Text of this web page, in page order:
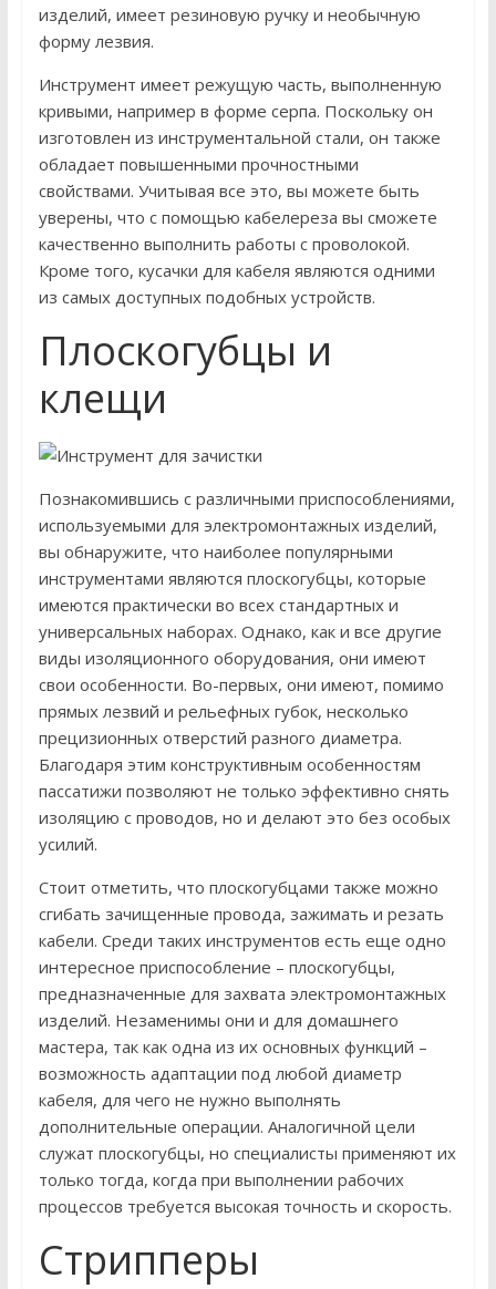
изделий, имеет резиновую ручку и необычную
форму лезвия.
Инструмент имеет режущую часть, выполненную
кривыми, например в форме серпа. Поскольку он
изготовлен из инструментальной стали, он также
обладает повышенными прочностными
свойствами. Учитывая все это, вы можете быть
уверены, что с помощью кабелереза ​​вы сможете
качественно выполнить работы с проволокой.
Кроме того, кусачки для кабеля являются одними
из самых доступных подобных устройств.
Плоскогубцы и
клещи
Познакомившись с различными приспособлениями,
используемыми для электромонтажных изделий,
вы обнаружите, что наиболее популярными
инструментами являются плоскогубцы, которые
имеются практически во всех стандартных и
универсальных наборах. Однако, как и все другие
виды изоляционного оборудования, они имеют
свои особенности. Во-первых, они имеют, помимо
прямых лезвий и рельефных губок, несколько
прецизионных отверстий разного диаметра.
Благодаря этим конструктивным особенностям
пассатижи позволяют не только эффективно снять
изоляцию с проводов, но и делают это без особых
усилий.
Стоит отметить, что плоскогубцами также можно
сгибать зачищенные провода, зажимать и резать
кабели. Среди таких инструментов есть еще одно
интересное приспособление – плоскогубцы,
предназначенные для захвата электромонтажных
изделий. Незаменимы они и для домашнего
мастера, так как одна из их основных функций –
возможность адаптации под любой диаметр
кабеля, для чего не нужно выполнять
дополнительные операции. Аналогичной цели
служат плоскогубцы, но специалисты применяют их
только тогда, когда при выполнении рабочих
процессов требуется высокая точность и скорость.
Стрипперы